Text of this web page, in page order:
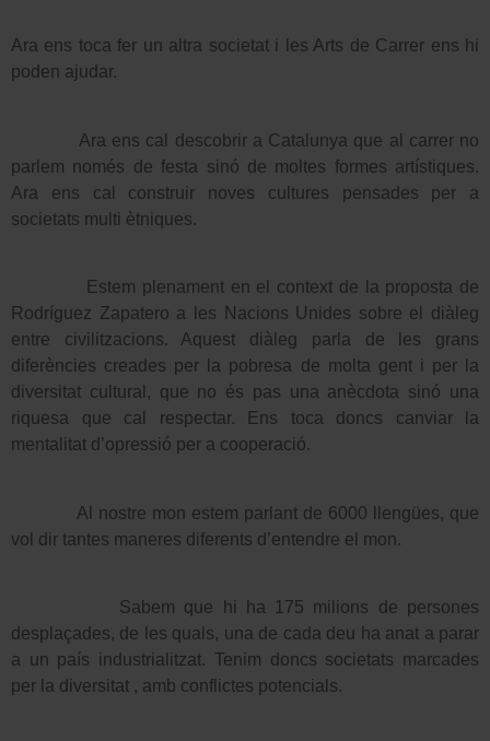
Ara ens toca fer un altra societat i les Arts de Carrer ens hi
poden ajudar.
Ara ens cal descobrir a Catalunya que al carrer no
parlem només de festa sinó de moltes formes artístiques.
Ara ens cal construir noves cultures pensades per a
societats multi ètniques.
Estem plenament en el context de la proposta de
Rodríguez Zapatero a les Nacions Unides sobre el diàleg
entre civilitzacions. Aquest diàleg parla de les grans
diferències creades per la pobresa de molta gent i per la
diversitat cultural, que no és pas una anècdota sinó una
riquesa que cal respectar. Ens toca doncs canviar la
mentalitat d’opressió per a cooperació.
Al nostre mon estem parlant de 6000 llengües, que
vol dir tantes maneres diferents d’entendre el mon.
Sabem que hi ha 175 milions de persones
desplaçades, de les quals, una de cada deu ha anat a parar
a un país industrialitzat. Tenim doncs societats marcades
per la diversitat , amb conflictes potencials.